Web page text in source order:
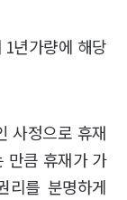
년가량에 해당
사정으로 휴재
만큼 휴재가 가
리를 분명하게